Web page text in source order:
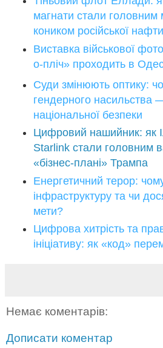
магнати стали головним
коником російської нафти
Виставка військової
о-пліч» проходить в
Суди змінюють оптику:
гендерного насильства
національної безпеки
Цифровий нашийник: як
Starlink стали головним
«бізнес-плані» Трампа
Енергетичний терор:
інфраструктуру та чи
мети?
Цифрова хитрість та
ініціативу: як «код»
Немає коментарів:
Дописати коментар